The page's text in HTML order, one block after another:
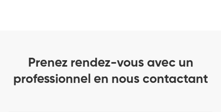
Prenez rendez-vous avec un
professionnel en nous contactant